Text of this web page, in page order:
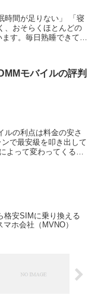
時間が足りない」 「寝
、おそらくほとんどの
す。毎日熟睡できて、
モバイルの評判
の利点は料金の安さ
で最安級を叩き出して
って変わってくるの
格安SIMに乗り換える
ホ会社（MVNO）